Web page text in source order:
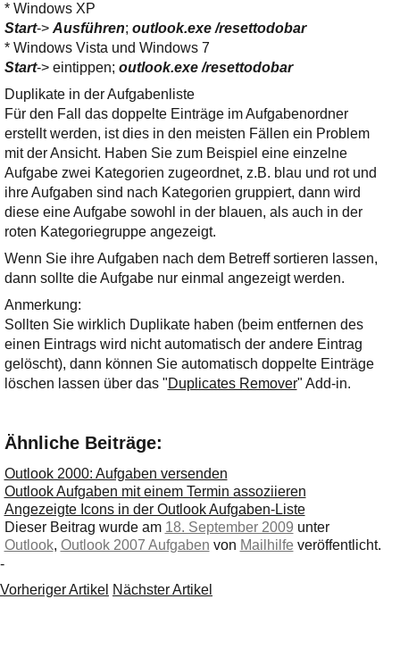
* Windows XP
Start-> Ausführen; outlook.exe /resettodobar
* Windows Vista und Windows 7
Start-> eintippen; outlook.exe /resettodobar
Duplikate in der Aufgabenliste
Für den Fall das doppelte Einträge im Aufgabenordner
erstellt werden, ist dies in den meisten Fällen ein Problem
mit der Ansicht. Haben Sie zum Beispiel eine einzelne
Aufgabe zwei Kategorien zugeordnet, z.B. blau und rot und
ihre Aufgaben sind nach Kategorien gruppiert, dann wird
diese eine Aufgabe sowohl in der blauen, als auch in der
roten Kategoriegruppe angezeigt.
Wenn Sie ihre Aufgaben nach dem Betreff sortieren lassen,
dann sollte die Aufgabe nur einmal angezeigt werden.
Anmerkung:
Sollten Sie wirklich Duplikate haben (beim entfernen des
einen Eintrags wird nicht automatisch der andere Eintrag
gelöscht), dann können Sie automatisch doppelte Einträge
löschen lassen über das "Duplicates Remover" Add-in.
Ähnliche Beiträge:
Outlook 2000: Aufgaben versenden
Outlook Aufgaben mit einem Termin assoziieren
Angezeigte Icons in der Outlook Aufgaben-Liste
Dieser Beitrag wurde am 18. September 2009 unter
Outlook, Outlook 2007 Aufgaben von Mailhilfe veröffentlicht.
-
Vorheriger Artikel Nächster Artikel